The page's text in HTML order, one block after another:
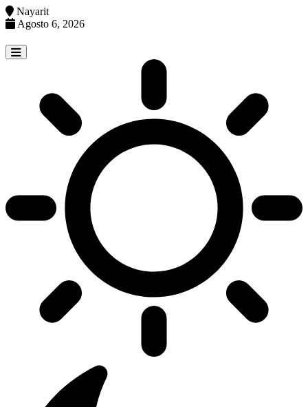
Nayarit
Agosto 6, 2026
to
content